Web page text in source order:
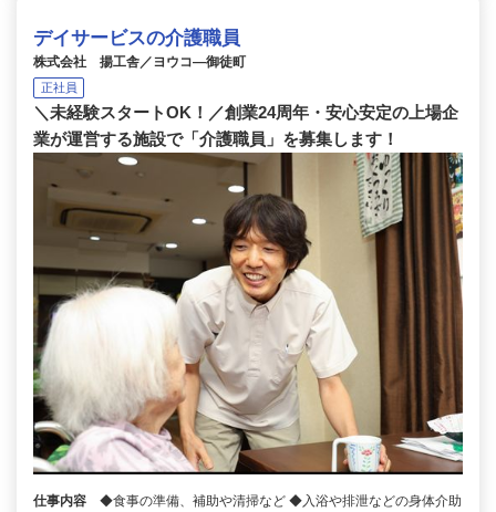
デイサービスの介護職員
株式会社 揚工舎／ヨウコ―御徒町
正社員
＼未経験スタートOK！／創業24周年・安心安定の上場企
業が運営する施設で「介護職員」を募集します！
仕事内容
◆食事の準備、補助や清掃など ◆入浴や排泄などの身体介助